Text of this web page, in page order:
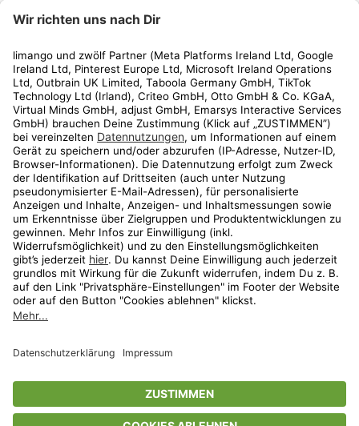
Kundenservice
Shop
Aktionen
Travel
* Streichpreise entsprechen der unverbindlichen Preisempfehlung des
Herstellers. Prozentangaben beziehen sich auf den Streichpreis.